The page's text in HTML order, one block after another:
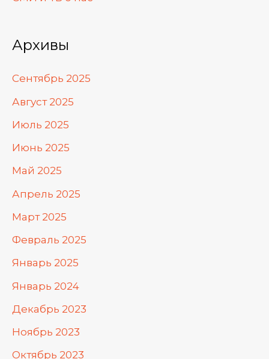
Архивы
Сентябрь 2025
Август 2025
Июль 2025
Июнь 2025
Май 2025
Апрель 2025
Март 2025
Февраль 2025
Январь 2025
Январь 2024
Декабрь 2023
Ноябрь 2023
Октябрь 2023